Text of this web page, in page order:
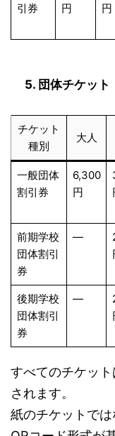
引券
円
円
5. 団体チケット
チケット
種別
大人
一般団体
割引券
6,300
円
前期学校
団体割引
券
—
後期学校
団体割引
券
—
すべてのチケット
されます。
紙のチケットで